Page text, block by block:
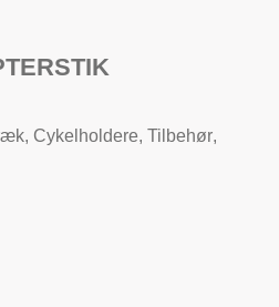
, Cykelholdere, Tilbehør,